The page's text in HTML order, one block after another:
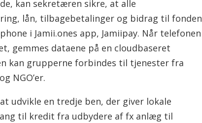
kan sekretæren sikre, at alle
lån, tilbagebetalinger og bidrag til fonden
i Jamii.ones app, Jamiipay. Når telefonen
gemmes dataene på en cloudbaseret
kan grupperne forbindes til tjenester fra
NGO’er.
udvikle en tredje ben, der giver lokale
til kredit fra udbydere af fx anlæg til